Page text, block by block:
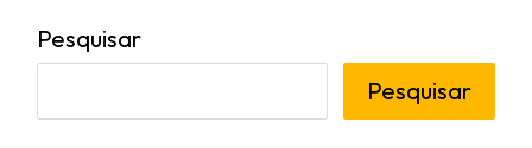
Pesquisar
Pesquisar